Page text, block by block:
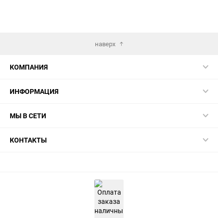
наверх
КОМПАНИЯ
ИНФОРМАЦИЯ
МЫ В СЕТИ
КОНТАКТЫ